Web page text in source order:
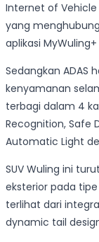
Internet of
yang
aplikasi
Sedangkan ADAS
kenyamanan
terbagi dalam 4
Recognition, Safe
Automatic Light
SUV Wuling ini
eksterior pada
terlihat dari
dynamic tail